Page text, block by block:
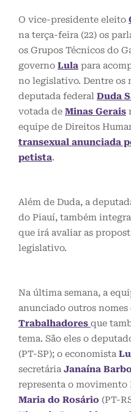
O vice-presidente eleito
na terça-feira (22) os
os Grupos Técnicos do
governo Lula para
no legislativo. Dentre os
deputada federal Duda
votada de Minas Gerais
equipe de Direitos
transexual anunciada
petista.
Além de Duda, a
do Piauí, também
que irá avaliar as
legislativo.
Na última semana, a
anunciado outros
Trabalhadores que
tema. São eles o
(PT-SP); o economista
secretária Janaína
representa o movimento
Maria do Rosário (PT-